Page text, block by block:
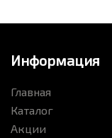
Информация
Главная
Каталог
Акции